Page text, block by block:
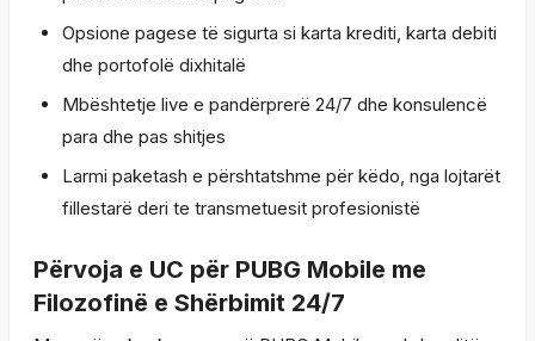
Opsione pagese të sigurta si karta krediti, karta debiti
dhe portofolë dixhitalë
Mbështetje live e pandërprerë 24/7 dhe konsulencë
para dhe pas shitjes
Larmi paketash e përshtatshme për këdo, nga lojtarët
fillestarë deri te transmetuesit profesionistë
Përvoja e UC për PUBG Mobile me
Filozofinë e Shërbimit 24/7